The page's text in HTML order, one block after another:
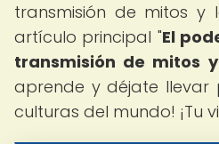
transmisión de mitos y
artículo principal "El
transmisión de mitos
aprende y déjate
culturas del mundo! ¡Tu